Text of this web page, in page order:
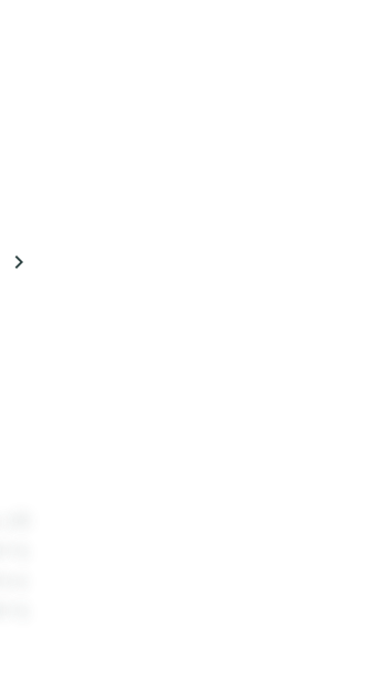
navigate_next
回
る
ま
る